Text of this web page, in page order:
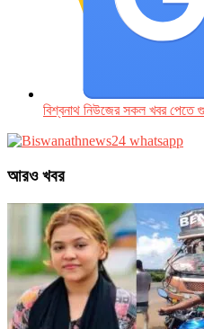
বিশ্বনাথ নিউজের সকল খবর
আরও খবর